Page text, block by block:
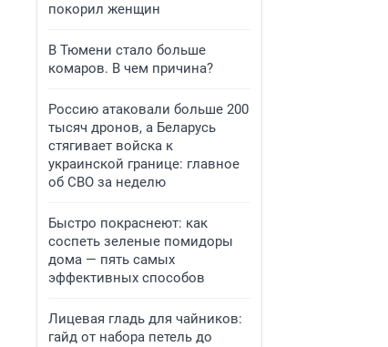
покорил женщин
В Тюмени стало больше
комаров. В чем причина?
Россию атаковали больше 200
тысяч дронов, а Беларусь
стягивает войска к
украинской границе: главное
об СВО за неделю
Быстро покраснеют: как
соспеть зеленые помидоры
дома — пять самых
эффективных способов
Лицевая гладь для чайников:
гайд от набора петель до